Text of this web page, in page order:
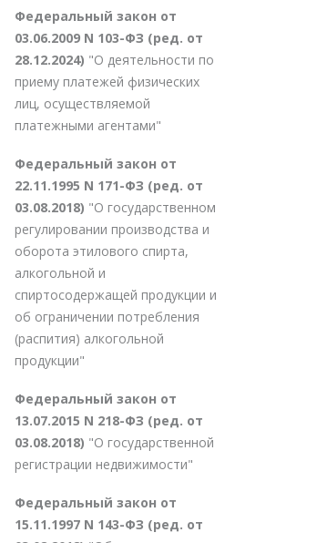
Федеральный закон от
03.06.2009 N 103-ФЗ (ред. от
28.12.2024) "О деятельности по
приему платежей физических
лиц, осуществляемой
платежными агентами"
Федеральный закон от
22.11.1995 N 171-ФЗ (ред. от
03.08.2018) "О государственном
регулировании производства и
оборота этилового спирта,
алкогольной и
спиртосодержащей продукции и
об ограничении потребления
(распития) алкогольной
продукции"
Федеральный закон от
13.07.2015 N 218-ФЗ (ред. от
03.08.2018) "О государственной
регистрации недвижимости"
Федеральный закон от
15.11.1997 N 143-ФЗ (ред. от